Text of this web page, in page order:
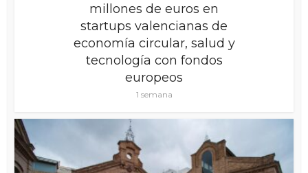
millones de euros en
startups valencianas de
economía circular, salud y
tecnología con fondos
europeos
1 semana